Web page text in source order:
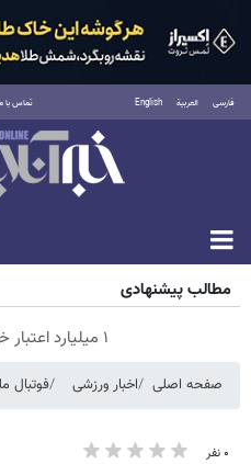
فارسی العربية English تماس با
پنجشنبه ۱۵ مرداد ۱۴۰۵
مطالب پیشنهادی
۱ میلیارد اعتبار خرید طلا | بدون ضامن و چک
صفحه اصلی اخبار ورزشی فوتبال
۰ نفر